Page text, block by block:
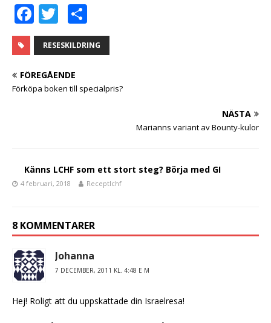
F
a
c
e
b
T
w
it
te
r
el
a
RESESKILDRING
FÖREGÅENDE
Förköpa boken till specialpris?
NÄSTA
Marianns variant av Bounty-kulor
Känns LCHF som ett stort steg? Börja med GI
4 februari, 2018 Receptlchf
8 KOMMENTARER
Johanna
7 DECEMBER, 2011 KL. 4:48 E M
Hej! Roligt att du uppskattade din Israelresa!